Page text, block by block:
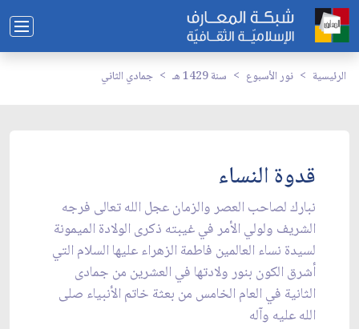
الرئيسية نور الأسبوع سنة 1429 هـ جمادي الثاني
قدوة النساء
نبارك لصاحب العصر والزمان عجل الله تعالى فرجه
الشريف ولولي الأمر في غيبته ذكرى الولادة الميمونة
لسيدة نساء العالمين فاطمة الزهراء عليها السلام التي
أشرق الكون بنور ولادتها في العشرين من جمادى
الثانية في العام الخامس من بعثة خاتم الأنبياء صلى
الله عليه وآله